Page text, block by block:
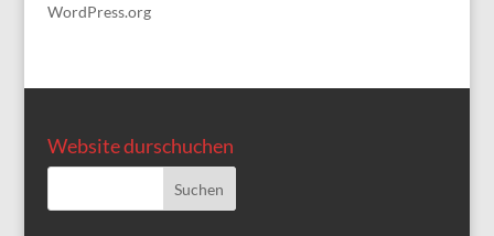
WordPress.org
Website durschuchen